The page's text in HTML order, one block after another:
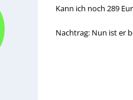
Kann ich noch 289
Nachtrag: Nun ist er